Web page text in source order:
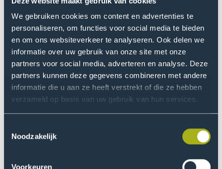
We gebruiken cookies om content en advertenties te
personaliseren, om functies voor social media te bieden
en om ons websiteverkeer te analyseren. Ook delen we
informatie over uw gebruik van onze site met onze
partners voor social media, adverteren en analyse. Deze
partners kunnen deze gegevens combineren met andere
informatie die u aan ze heeft verstrekt of die ze hebben
verzameld op basis van uw gebruik van hun services.
Noodzakelijk
Voorkeuren
Lees meer
Ga
naar
Dr.
Guusje
Tavecchio
wordt
lector
and
Dr. Guusje Tavecchio wordt lector Inclusive